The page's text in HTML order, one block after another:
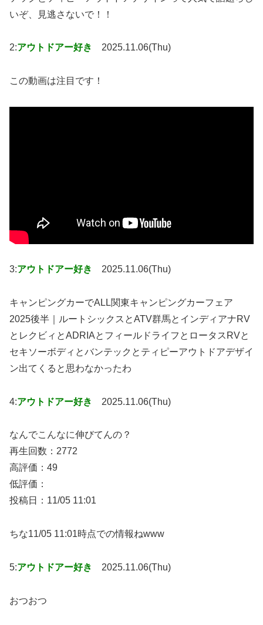
いぞ、見逃さないで！！
2:アウトドアー好き 2025.11.06(Thu)
この動画は注目です！
3:アウトドアー好き 2025.11.06(Thu)
キャンピングカーでALL関東キャンピングカーフェア
2025後半｜ルートシックスとATV群馬とインディアナRV
とレクビィとADRIAとフィールドライフとロータスRVと
セキソーボディとバンテックとティピーアウトドアデザイ
ン出てくると思わなかったわ
4:アウトドアー好き 2025.11.06(Thu)
なんでこんなに伸びてんの？
再生回数：2772
高評価：49
低評価：
投稿日：11/05 11:01
ちな11/05 11:01時点での情報ねwww
5:アウトドアー好き 2025.11.06(Thu)
おつおつ